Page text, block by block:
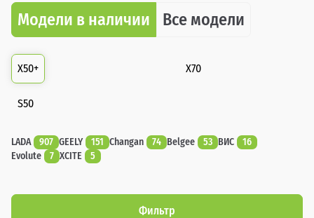
Модели в наличии Все модели
X50+ X70
S50
LADA 907 GEELY 151 Changan 74 Belgee 53 ВИС
16
Evolute
7 XCITE 5
Фильтр